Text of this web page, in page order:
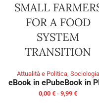
SMALL
FOR A FOOD
SYSTEM
TRANSITION
Attualità e Politica, Sociologia
eBook in ePubeBook in
0,00 € - 9,99 €